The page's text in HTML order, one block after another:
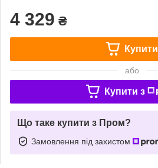
4 329 ₴
Купити
або
Купити з
Що таке купити з Пром?
Замовлення під захистом